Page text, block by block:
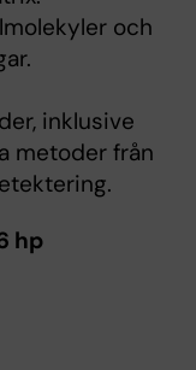
och
inklusive
metoder från
hp